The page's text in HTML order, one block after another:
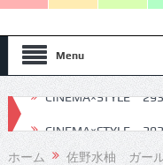
Menu
CINEMA×STYLE 291
ホーム 佐野水柚 ガー